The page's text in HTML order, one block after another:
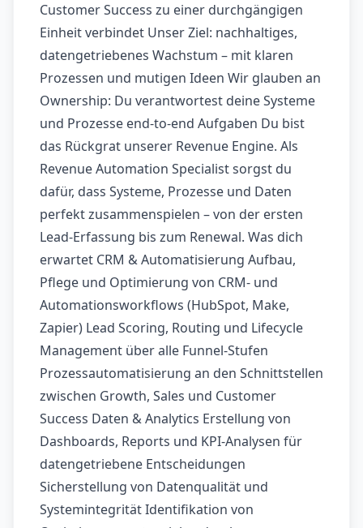
Customer Success zu einer durchgängigen
Einheit verbindet Unser Ziel: nachhaltiges,
datengetriebenes Wachstum – mit klaren
Prozessen und mutigen Ideen Wir glauben an
Ownership: Du verantwortest deine Systeme
und Prozesse end-to-end Aufgaben Du bist
das Rückgrat unserer Revenue Engine. Als
Revenue Automation Specialist sorgst du
dafür, dass Systeme, Prozesse und Daten
perfekt zusammenspielen – von der ersten
Lead-Erfassung bis zum Renewal. Was dich
erwartet CRM & Automatisierung Aufbau,
Pflege und Optimierung von CRM- und
Automationsworkflows (HubSpot, Make,
Zapier) Lead Scoring, Routing und Lifecycle
Management über alle Funnel-Stufen
Prozessautomatisierung an den Schnittstellen
zwischen Growth, Sales und Customer
Success Daten & Analytics Erstellung von
Dashboards, Reports und KPI-Analysen für
datengetriebene Entscheidungen
Sicherstellung von Datenqualität und
Systemintegrität Identifikation von